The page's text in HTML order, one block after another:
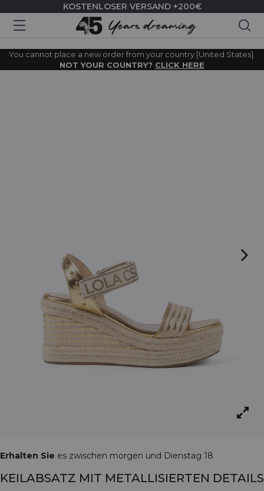
KOSTENLOSER VERSAND +200€
You cannot place a new order from your country [United States].
NOT YOUR COUNTRY? CLICK HERE
Erhalten Sie es zwischen morgen und Dienstag 18
KEILABSATZ MIT METALLISIERTEN DETAILS